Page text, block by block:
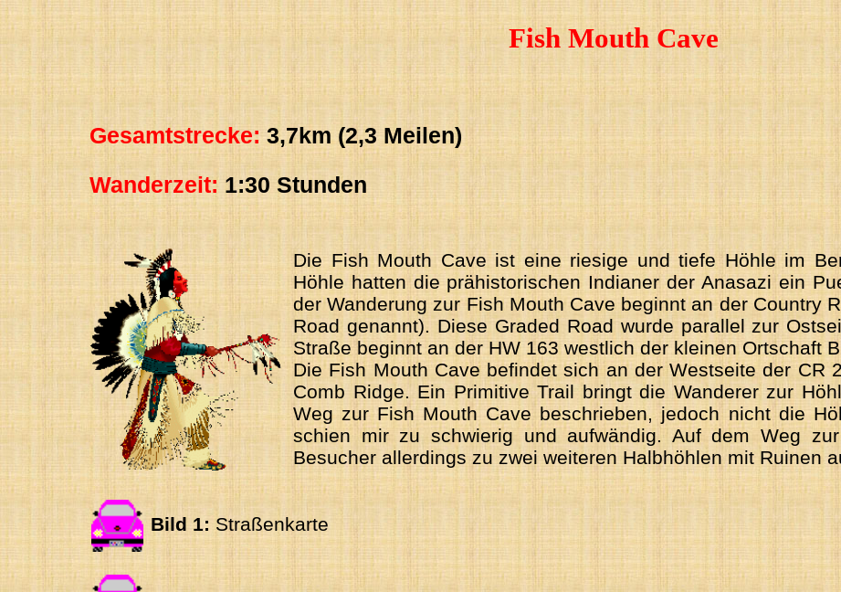
Fish Mouth Cave
Gesamtstrecke: 3,7km (2,3 Meilen)
Wanderzeit: 1:30 Stunden
Die Fish Mouth Cave ist eine riesige und tiefe Höhle im
Höhle hatten die prähistorischen Indianer der Anasazi ein
der Wanderung zur Fish Mouth Cave beginnt an der Country
Road genannt). Diese Graded Road wurde parallel zur
Straße beginnt an der HW 163 westlich der kleinen Ortschaft
Die Fish Mouth Cave befindet sich an der Westseite der CR
Comb Ridge. Ein Primitive Trail bringt die Wanderer zur
Weg zur Fish Mouth Cave beschrieben, jedoch nicht die
schien mir zu schwierig und aufwändig. Auf dem Weg
Besucher allerdings zu zwei weiteren Halbhöhlen mit Ruinen
Bild 1: Straßenkarte